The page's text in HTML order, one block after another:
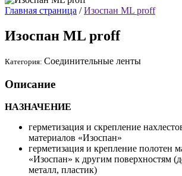
Главная страница /Изоспан ML proff
Изоспан ML proff
Категория: Соединительные ленты
Описание
НАЗНАЧЕНИЕ
герметизация и скрепление
материалов «Изоспан»
герметизация и крепление полотен
«Изоспан» к другим поверхностям
металл, пластик)